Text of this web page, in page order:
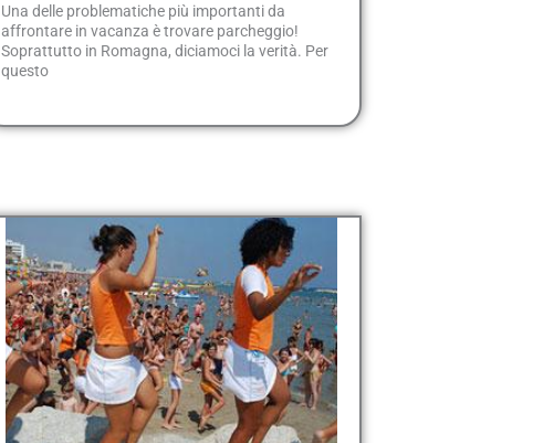
Una delle problematiche più importanti da
affrontare in vacanza è trovare parcheggio!
Soprattutto in Romagna, diciamoci la verità. Per
questo